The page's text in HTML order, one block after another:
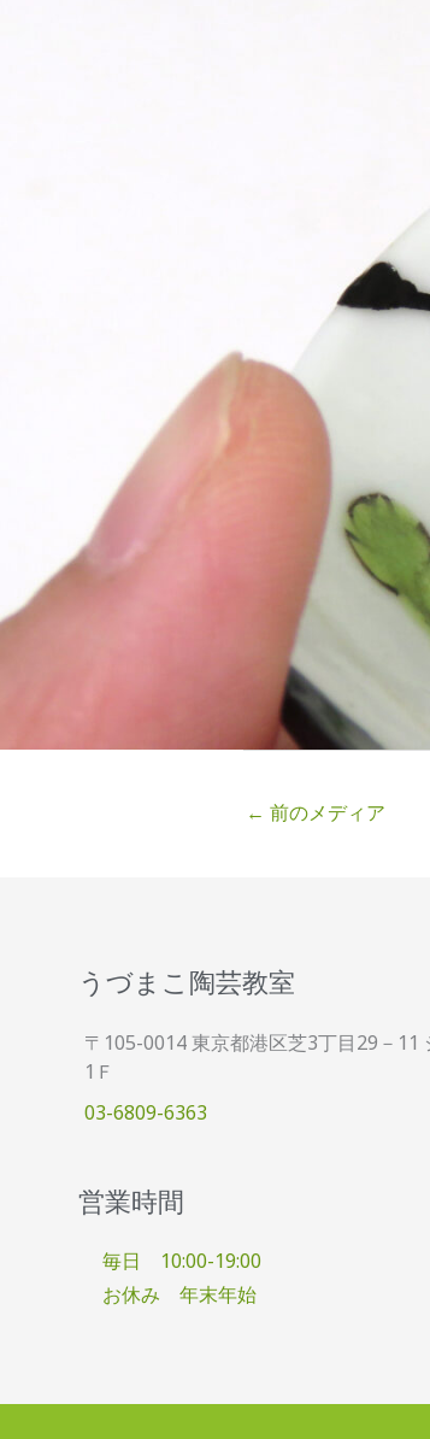
← 前のメディア
うづまこ陶芸教室
〒105-0014 東京都港区芝3丁目29－11
1Ｆ
03-6809-6363
営業時間
毎日 10:00-19:00
お休み 年末年始